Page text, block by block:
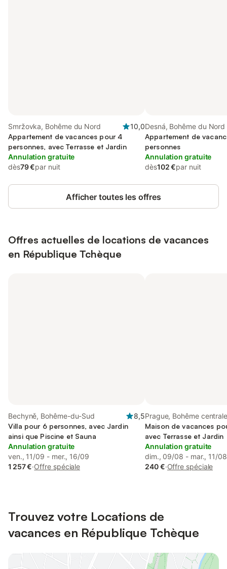
Smržovka, Bohême du Nord
10,0
Appartement de vacances pour 4
personnes, avec Terrasse et Jardin
Annulation gratuite
dès79 €par nuit
Desná, Bohême du Nord
Appartement de
personnes
Annulation gratuite
dès102 €par nuit
Afficher toutes les offres
Offres actuelles de locations de vacances
en République Tchèque
Bechyně, Bohême-du-Sud
8,5
Villa pour 6 personnes, avec Jardin
ainsi que Piscine et Sauna
Annulation gratuite
ven., 11/09 - mer., 16/09
1 257 €·Offre spéciale
Prague, Bohême
Maison de vacances
avec Terrasse et Jardin
Annulation gratuite
dim., 09/08 - mar., 11/08
240 €·Offre spéciale
Trouvez votre Locations de
vacances en République Tchèque